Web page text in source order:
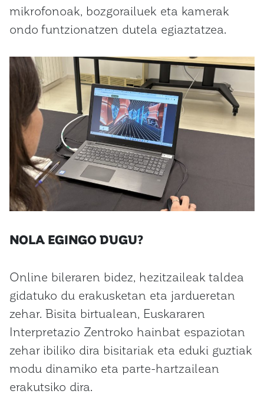
mikrofonoak, bozgorailuek eta kamerak
ondo funtzionatzen dutela egiaztatzea.
NOLA EGINGO DUGU?
Online bileraren bidez, hezitzaileak taldea
gidatuko du erakusketan eta jardueretan
zehar. Bisita birtualean, Euskararen
Interpretazio Zentroko hainbat espaziotan
zehar ibiliko dira bisitariak eta eduki guztiak
modu dinamiko eta parte-hartzailean
erakutsiko dira.